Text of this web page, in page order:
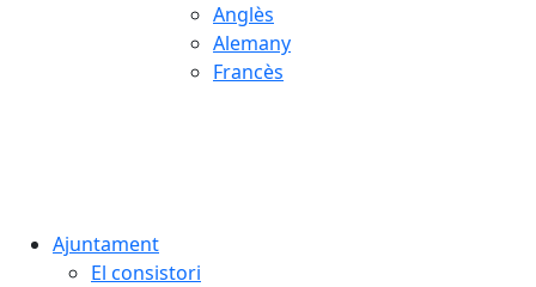
Anglès
Alemany
Francès
Ajuntament
El consistori